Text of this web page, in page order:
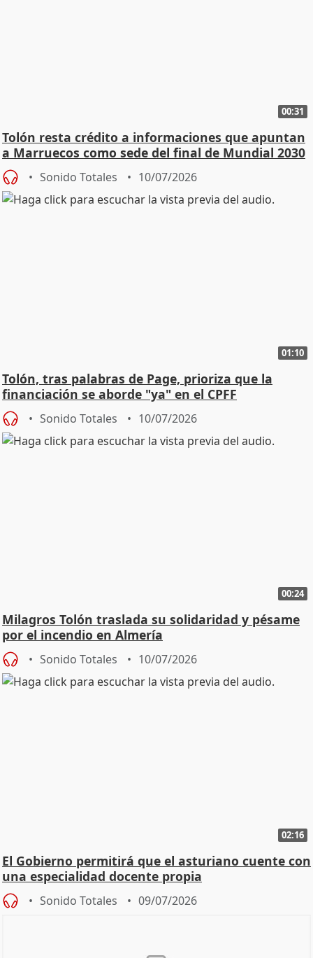
00:31
Tolón resta crédito a informaciones que apuntan
a Marruecos como sede del final de Mundial 2030
Sonido Totales 10/07/2026
01:10
Tolón, tras palabras de Page, prioriza que la
financiación se aborde "ya" en el CPFF
Sonido Totales 10/07/2026
00:24
Milagros Tolón traslada su solidaridad y pésame
por el incendio en Almería
Sonido Totales 10/07/2026
02:16
El Gobierno permitirá que el asturiano cuente con
una especialidad docente propia
Sonido Totales 09/07/2026